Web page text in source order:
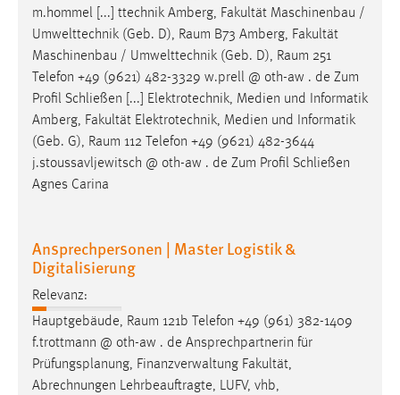
m.hommel [...] ttechnik Amberg, Fakultät Maschinenbau /
Umwelttechnik (Geb. D), Raum B73 Amberg, Fakultät
Maschinenbau / Umwelttechnik (Geb. D), Raum 251
Telefon +49 (9621) 482-3329 w.prell @ oth-aw . de Zum
Profil Schließen [...] Elektrotechnik, Medien und Informatik
Amberg, Fakultät Elektrotechnik, Medien und Informatik
(Geb. G), Raum 112 Telefon +49 (9621) 482-3644
j.stoussavljewitsch @ oth-aw . de Zum Profil Schließen
Agnes Carina
Ansprechpersonen | Master Logistik &
Digitalisierung
Relevanz:
Hauptgebäude, Raum 121b Telefon +49 (961) 382-1409
f.trottmann @ oth-aw . de Ansprechpartnerin für
Prüfungsplanung, Finanzverwaltung Fakultät,
Abrechnungen Lehrbeauftragte, LUFV, vhb,